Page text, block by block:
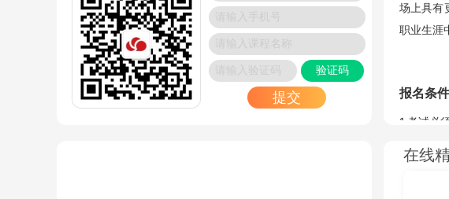
Oracle认证考试多少钱？在哪里报名？
2024/11/20
HCIA大数据考试难度怎么样？备考指南
2024/11/20
红帽RHCE认证培训报名官网
验证码
提交
场上具有
职业生涯
报名条件
1.考试必
3.携带
在线